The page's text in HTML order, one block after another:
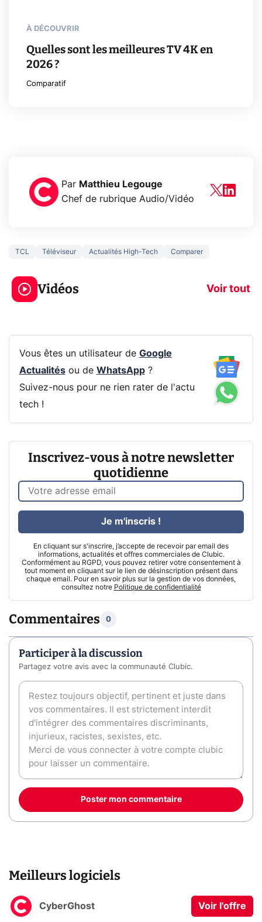
À DÉCOUVRIR
Quelles sont les meilleures TV 4K en
2026 ?
Comparatif
Par Matthieu Legouge
Chef de rubrique Audio/Vidéo
TCL Téléviseur Actualités High-Tech Comparer
Vidéos Voir tout
3 écrans en 1 pour
319€ ? Voici L'AOC
CQ32G4ZA !
5
prochaine
Vous êtes un utilisateur de Google
Actualitésou de WhatsApp?
Suivez-nous pour ne rien rater de l'actu
tech !
Inscrivez-vous à notre newsletter
quotidienne
En cliquant sur s'inscrire, j’accepte de recevoir par email des
informations, actualités et offres commerciales de Clubic.
Conformément au RGPD, vous pouvez retirer votre consentement à
tout moment en cliquant sur le lien de désinscription présent dans
chaque email. Pour en savoir plus sur la gestion de vos données,
consultez notre Politique de confidentialité
Je m'inscris !
Commentaires 0
Participer à la discussion
Partagez votre avis avec la communauté Clubic.
Poster mon commentaire
Meilleurs logiciels
CyberGhost Voir l'offre